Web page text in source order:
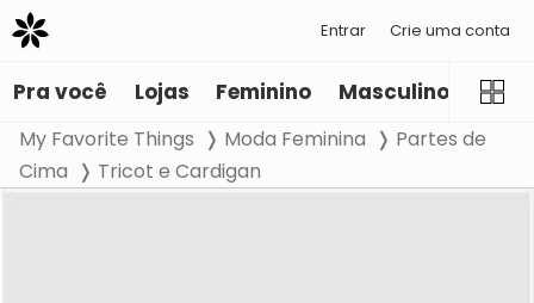
Entrar Crie uma conta
Pra você Lojas Feminino Masculino
My Favorite Things Moda Feminina
Partes de
Cima
Tricot e Cardigan